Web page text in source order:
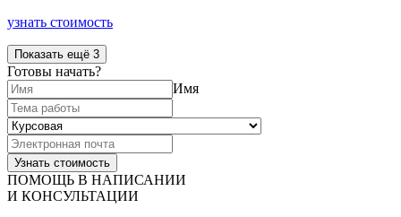
узнать стоимость
Показать ещё 3
Готовы начать?
Имя
ПОМОЩЬ В НАПИСАНИИ
И КОНСУЛЬТАЦИИ